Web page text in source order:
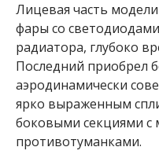
Лицевая часть
фары со
радиатора, глубоко
Последний приобрел
аэродинамически
ярко выраженным
боковыми секциями
противотуманками.